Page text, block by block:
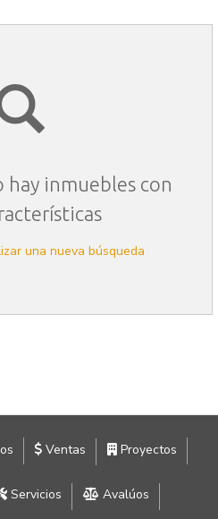
hay inmuebles con
una nueva búsqueda
Ventas Proyectos
Servicios Avalúos